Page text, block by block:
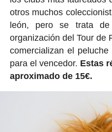
otros muchos
león, pero se trata
organización del Tour de
comercializan el
para el vencedor. Estas
aproximado de 15€.